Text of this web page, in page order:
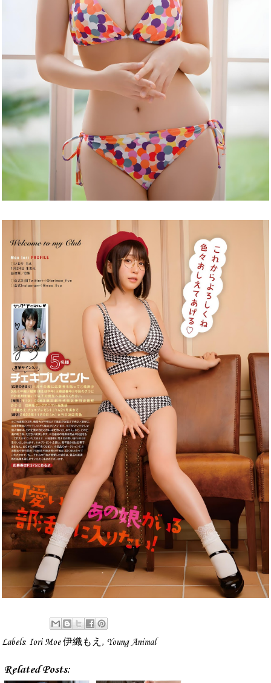
Labels: Iori Moe 伊織もえ , Young Animal
Related Posts: